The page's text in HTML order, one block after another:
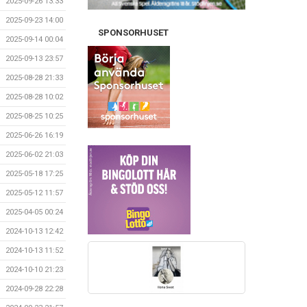
2025-09-23 14:00
2025-09-14 00:04
2025-09-13 23:57
2025-08-28 21:33
2025-08-28 10:02
2025-08-25 10:25
2025-06-26 16:19
2025-06-02 21:03
2025-05-18 17:25
2025-05-12 11:57
2025-04-05 00:24
2024-10-13 12:42
2024-10-13 11:52
2024-10-10 21:23
2024-09-28 22:28
SPONSORHUSET